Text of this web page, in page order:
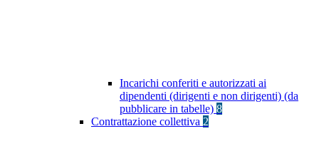
Incarichi conferiti e autorizzati ai
dipendenti (dirigenti e non dirigenti) (da
pubblicare in tabelle) 8
Contrattazione collettiva 2